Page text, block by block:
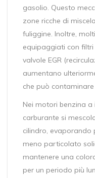
gasolio. Questo
zone ricche di
fuliggine. Inoltre,
equipaggiati con
valvole EGR
aumentano
che può
Nei motori benzina a
carburante si
cilindro, evaporando
meno particolato
mantenere una
per un periodo più